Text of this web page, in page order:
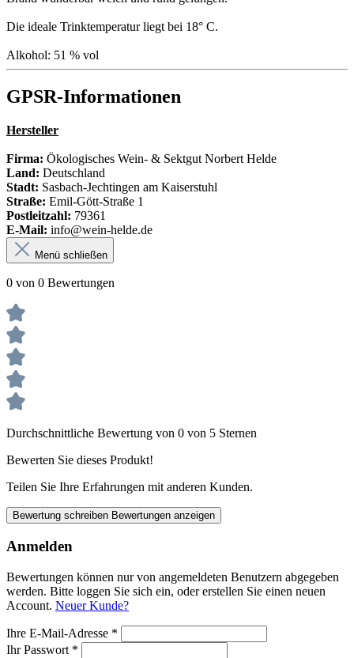
Die ideale Trinktemperatur liegt bei 18° C.
Alkohol: 51 % vol
GPSR-Informationen
Hersteller
Firma: Ökologisches Wein- & Sektgut Norbert Helde
Land: Deutschland
Stadt: Sasbach-Jechtingen am Kaiserstuhl
Straße: Emil-Gött-Straße 1
Postleitzahl: 79361
E-Mail: info@wein-helde.de
Menü schließen
0 von 0 Bewertungen
Durchschnittliche Bewertung von 0 von 5 Sternen
Bewerten Sie dieses Produkt!
Teilen Sie Ihre Erfahrungen mit anderen Kunden.
Bewertung schreiben Bewertungen anzeigen
Anmelden
Bewertungen können nur von angemeldeten Benutzern abgegeben
werden. Bitte loggen Sie sich ein, oder erstellen Sie einen neuen
Account. Neuer Kunde?
Ihre E-Mail-Adresse *
Ihr Passwort *